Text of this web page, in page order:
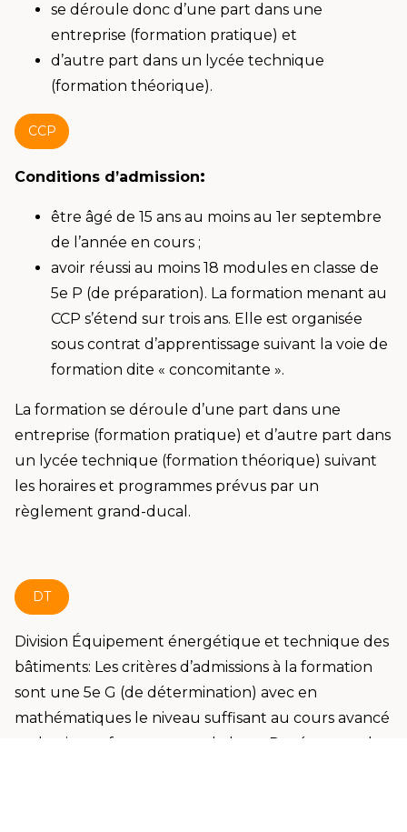
se déroule donc d’une part dans une
entreprise (formation pratique) et
d’autre part dans un lycée technique
(formation théorique).
CCP
Conditions d’admission:
être âgé de 15 ans au moins au 1er septembre
de l’année en cours ;
avoir réussi au moins 18 modules en classe de
5e P (de préparation). La formation menant au
CCP s’étend sur trois ans. Elle est organisée
sous contrat d’apprentissage suivant la voie de
formation dite « concomitante ».
La formation se déroule d’une part dans une
entreprise (formation pratique) et d’autre part dans
un lycée technique (formation théorique) suivant
les horaires et programmes prévus par un
règlement grand-ducal.
DT
Division Équipement énergétique et technique des
bâtiments: Les critères d’admissions à la formation
sont une 5e G (de détermination) avec en
mathématiques le niveau suffisant au cours avancé
ou le niveau fort au cours de base. Durée normale